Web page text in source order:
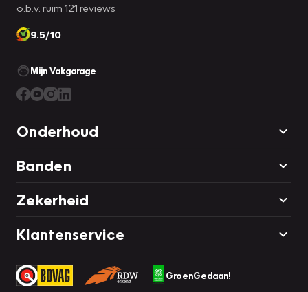
o.b.v. ruim 121 reviews
9.5/10
Mijn Vakgarage
Onderhoud
Banden
Zekerheid
Klantenservice
GroenGedaan!